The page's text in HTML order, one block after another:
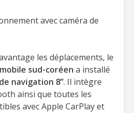
avec caméra de
les déplacements, le
sud-coréen a installé
navigation 8’’. Il intègre
ainsi que toutes les
avec Apple CarPlay et